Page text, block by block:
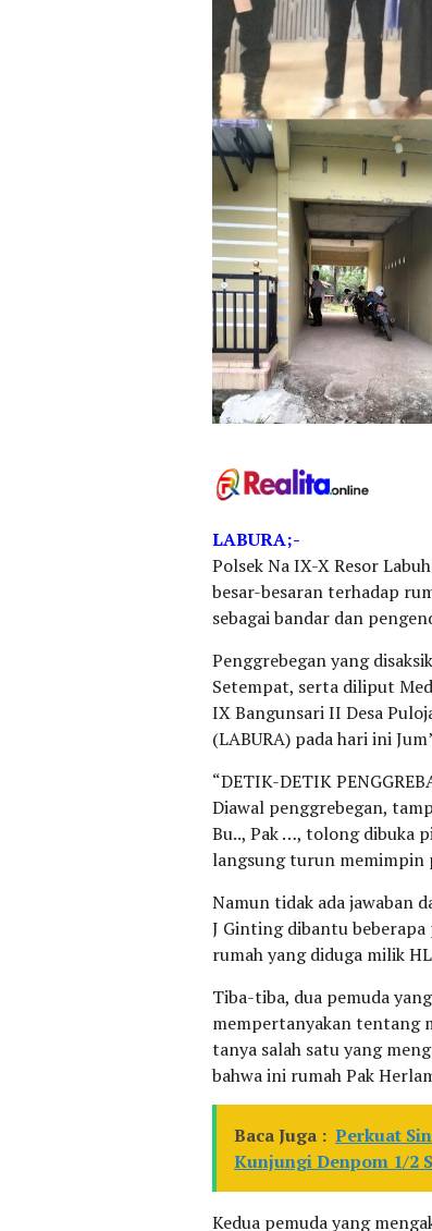
LABURA;-
Polsek Na IX-X Resor
besar-besaran terhadap
sebagai bandar dan
Penggrebegan yang
Setempat, serta diliput
IX Bangunsari II Desa
(LABURA) pada hari ini
“DETIK-DETIK
Diawal penggrebegan,
Bu.., Pak …, tolong dibuka
langsung turun memimpin
Namun tidak ada jawaban
J Ginting dibantu
rumah yang diduga milik
Tiba-tiba, dua pemuda
mempertanyakan tentang
tanya salah satu yang
bahwa ini rumah Pak
Baca Juga : Perkuat
Kunjungi Denpom 1/2
Kedua pemuda yang